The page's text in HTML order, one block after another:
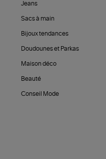
Jeans
Sacs à main
Bijoux tendances
Doudounes et Parkas
Maison déco
Beauté
Conseil Mode